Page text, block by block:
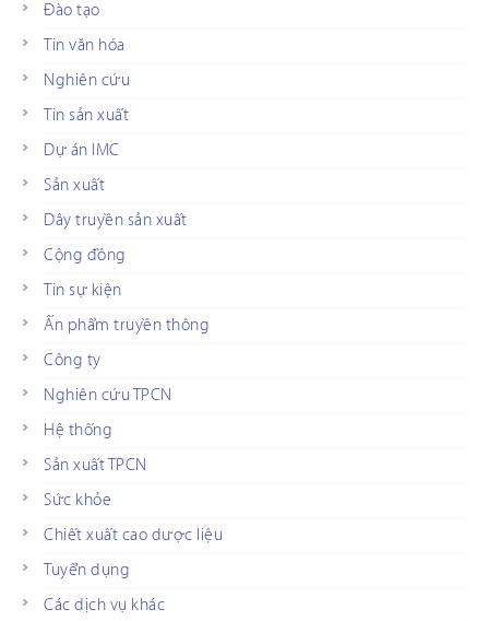
Đào tạo
Tin văn hóa
Nghiên cứu
Tin sản xuất
Dự án IMC
Sản xuất
Dây truyền sản xuất
Cộng đồng
Tin sự kiện
Ấn phẩm truyền thông
Công ty
Nghiên cứu TPCN
Hệ thống
Sản xuất TPCN
Sức khỏe
Chiết xuất cao dược liệu
Tuyển dụng
Các dịch vụ khác